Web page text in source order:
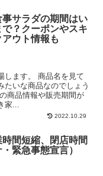
サラダの期間はい
？クーポンやスキ
ウト情報も
します。 商品名を見て
たいな商品なのでしょう
商品情報や販売期間が
家...
2022.10.29
間短縮、閉店時間
緊急事態宣言）